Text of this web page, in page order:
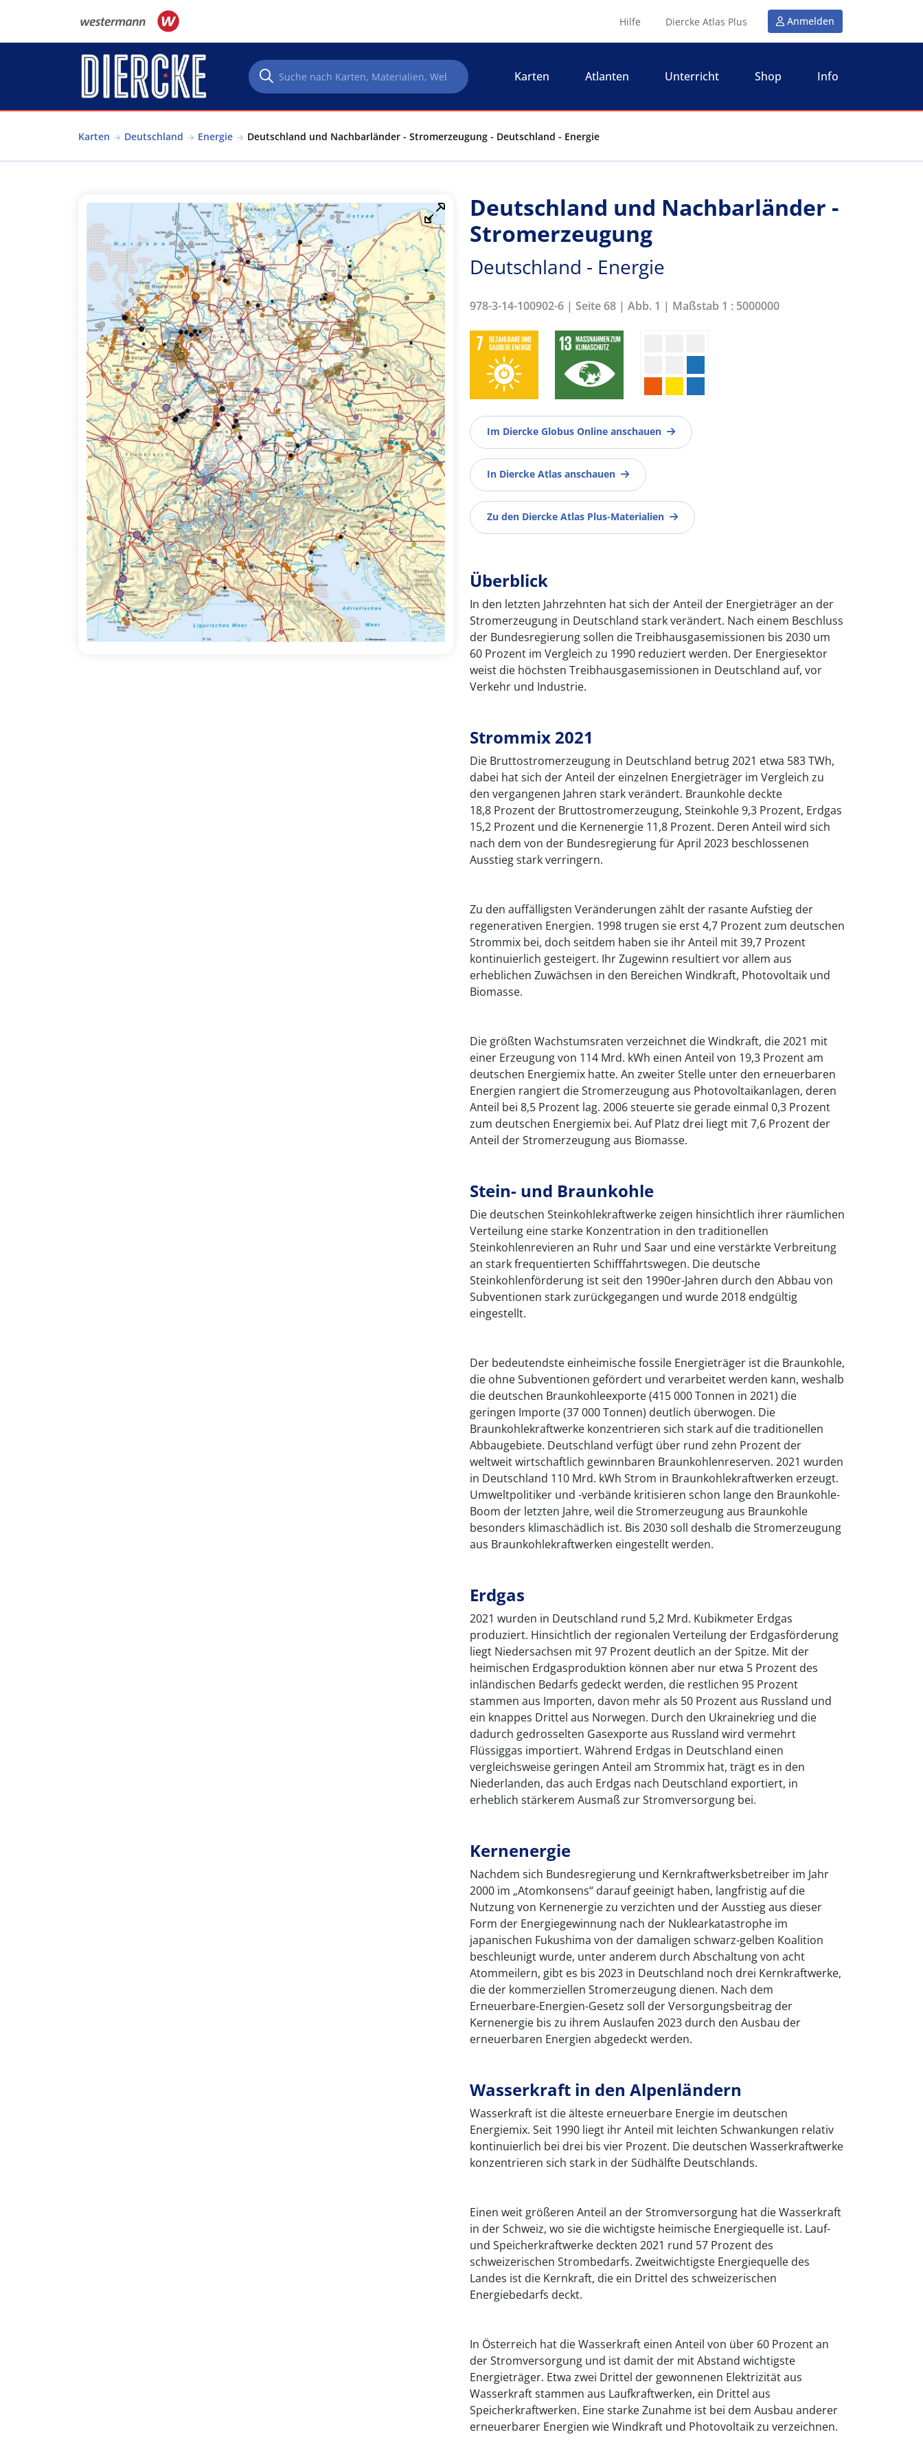
Hilfe Diercke Atlas Plus Anmelden
Karten Atlanten Unterricht Shop Info
Karten Deutschland Energie Deutschland und Nachbarländer - Stromerzeugung - Deutschland - Energie
Deutschland und Nachbarländer -
Stromerzeugung
Deutschland - Energie
978-3-14-100902-6 | Seite 68 | Abb. 1 | Maßstab 1 : 5000000
Im Diercke Globus Online anschauen
In Diercke Atlas anschauen
Zu den Diercke Atlas Plus-Materialien
Überblick
In den letzten Jahrzehnten hat sich der Anteil der Energieträger an der
Stromerzeugung in Deutschland stark verändert. Nach einem Beschluss
der Bundesregierung sollen die Treibhausgasemissionen bis 2030 um
60 Prozent im Vergleich zu 1990 reduziert werden. Der Energiesektor
weist die höchsten Treibhausgasemissionen in Deutschland auf, vor
Verkehr und Industrie.
Strommix 2021
Die Bruttostromerzeugung in Deutschland betrug 2021 etwa 583 TWh,
dabei hat sich der Anteil der einzelnen Energieträger im Vergleich zu
den vergangenen Jahren stark verändert. Braunkohle deckte
18,8 Prozent der Bruttostromerzeugung, Steinkohle 9,3 Prozent, Erdgas
15,2 Prozent und die Kernenergie 11,8 Prozent. Deren Anteil wird sich
nach dem von der Bundesregierung für April 2023 beschlossenen
Ausstieg stark verringern.
Zu den auffälligsten Veränderungen zählt der rasante Aufstieg der
regenerativen Energien. 1998 trugen sie erst 4,7 Prozent zum deutschen
Strommix bei, doch seitdem haben sie ihr Anteil mit 39,7 Prozent
kontinuierlich gesteigert. Ihr Zugewinn resultiert vor allem aus
erheblichen Zuwächsen in den Bereichen Windkraft, Photovoltaik und
Biomasse.
Die größten Wachstumsraten verzeichnet die Windkraft, die 2021 mit
einer Erzeugung von 114 Mrd. kWh einen Anteil von 19,3 Prozent am
deutschen Energiemix hatte. An zweiter Stelle unter den erneuerbaren
Energien rangiert die Stromerzeugung aus Photovoltaikanlagen, deren
Anteil bei 8,5 Prozent lag. 2006 steuerte sie gerade einmal 0,3 Prozent
zum deutschen Energiemix bei. Auf Platz drei liegt mit 7,6 Prozent der
Anteil der Stromerzeugung aus Biomasse.
Stein- und Braunkohle
Die deutschen Steinkohlekraftwerke zeigen hinsichtlich ihrer räumlichen
Verteilung eine starke Konzentration in den traditionellen
Steinkohlenrevieren an Ruhr und Saar und eine verstärkte Verbreitung
an stark frequentierten Schifffahrtswegen. Die deutsche
Steinkohlenförderung ist seit den 1990er-Jahren durch den Abbau von
Subventionen stark zurückgegangen und wurde 2018 endgültig
eingestellt.
Der bedeutendste einheimische fossile Energieträger ist die Braunkohle,
die ohne Subventionen gefördert und verarbeitet werden kann, weshalb
die deutschen Braunkohleexporte (415 000 Tonnen in 2021) die
geringen Importe (37 000 Tonnen) deutlich überwogen. Die
Braunkohlekraftwerke konzentrieren sich stark auf die traditionellen
Abbaugebiete. Deutschland verfügt über rund zehn Prozent der
weltweit wirtschaftlich gewinnbaren Braunkohlenreserven. 2021 wurden
in Deutschland 110 Mrd. kWh Strom in Braunkohlekraftwerken erzeugt.
Umweltpolitiker und -verbände kritisieren schon lange den Braunkohle-
Boom der letzten Jahre, weil die Stromerzeugung aus Braunkohle
besonders klimaschädlich ist. Bis 2030 soll deshalb die Stromerzeugung
aus Braunkohlekraftwerken eingestellt werden.
Erdgas
2021 wurden in Deutschland rund 5,2 Mrd. Kubikmeter Erdgas
produziert. Hinsichtlich der regionalen Verteilung der Erdgasförderung
liegt Niedersachsen mit 97 Prozent deutlich an der Spitze. Mit der
heimischen Erdgasproduktion können aber nur etwa 5 Prozent des
inländischen Bedarfs gedeckt werden, die restlichen 95 Prozent
stammen aus Importen, davon mehr als 50 Prozent aus Russland und
ein knappes Drittel aus Norwegen. Durch den Ukrainekrieg und die
dadurch gedrosselten Gasexporte aus Russland wird vermehrt
Flüssiggas importiert. Während Erdgas in Deutschland einen
vergleichsweise geringen Anteil am Strommix hat, trägt es in den
Niederlanden, das auch Erdgas nach Deutschland exportiert, in
erheblich stärkerem Ausmaß zur Stromversorgung bei.
Kernenergie
Nachdem sich Bundesregierung und Kernkraftwerksbetreiber im Jahr
2000 im „Atomkonsens“ darauf geeinigt haben, langfristig auf die
Nutzung von Kernenergie zu verzichten und der Ausstieg aus dieser
Form der Energiegewinnung nach der Nuklearkatastrophe im
japanischen Fukushima von der damaligen schwarz-gelben Koalition
beschleunigt wurde, unter anderem durch Abschaltung von acht
Atommeilern, gibt es bis 2023 in Deutschland noch drei Kernkraftwerke,
die der kommerziellen Stromerzeugung dienen. Nach dem
Erneuerbare-Energien-Gesetz soll der Versorgungsbeitrag der
Kernenergie bis zu ihrem Auslaufen 2023 durch den Ausbau der
erneuerbaren Energien abgedeckt werden.
Wasserkraft in den Alpenländern
Wasserkraft ist die älteste erneuerbare Energie im deutschen
Energiemix. Seit 1990 liegt ihr Anteil mit leichten Schwankungen relativ
kontinuierlich bei drei bis vier Prozent. Die deutschen Wasserkraftwerke
konzentrieren sich stark in der Südhälfte Deutschlands.
Einen weit größeren Anteil an der Stromversorgung hat die Wasserkraft
in der Schweiz, wo sie die wichtigste heimische Energiequelle ist. Lauf-
und Speicherkraftwerke deckten 2021 rund 57 Prozent des
schweizerischen Strombedarfs. Zweitwichtigste Energiequelle des
Landes ist die Kernkraft, die ein Drittel des schweizerischen
Energiebedarfs deckt.
In Österreich hat die Wasserkraft einen Anteil von über 60 Prozent an
der Stromversorgung und ist damit der mit Abstand wichtigste
Energieträger. Etwa zwei Drittel der gewonnenen Elektrizität aus
Wasserkraft stammen aus Laufkraftwerken, ein Drittel aus
Speicherkraftwerken. Eine starke Zunahme ist bei dem Ausbau anderer
erneuerbarer Energien wie Windkraft und Photovoltaik zu verzeichnen.